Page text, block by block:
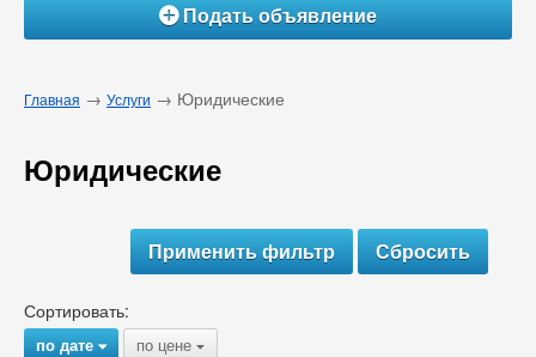
ÁПодать объявление
Главная → Услуги → Юридические
Юридические
Сортировать:
по дате{ по цене {